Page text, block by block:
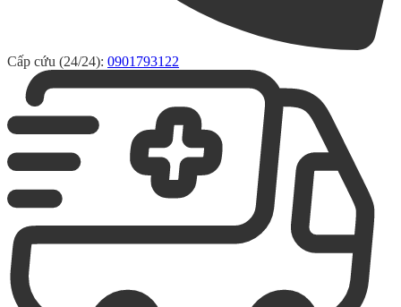
Cấp cứu (24/24): 0901793122